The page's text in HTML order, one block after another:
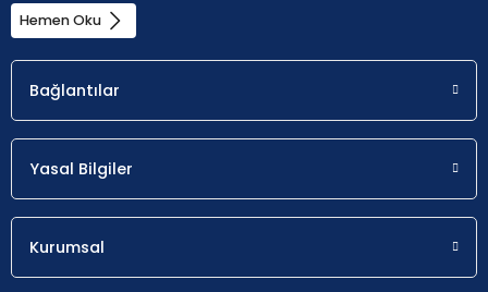
İlk seçim.
K - Dökme demir (Dökme demir ve %2'den düşük
Olası seçim. 1.2 - 6
Hemen Oku
Bağlantılar
Yasal Bilgiler
Kurumsal